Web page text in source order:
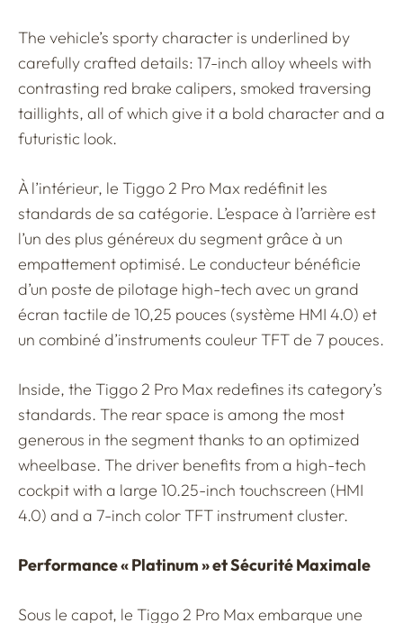
The vehicle’s sporty character is underlined by
carefully crafted details: 17-inch alloy wheels with
contrasting red brake calipers, smoked traversing
taillights, all of which give it a bold character and a
futuristic look.
À l’intérieur, le Tiggo 2 Pro Max redéfinit les
standards de sa catégorie. L’espace à l’arrière est
l’un des plus généreux du segment grâce à un
empattement optimisé. Le conducteur bénéficie
d’un poste de pilotage high-tech avec un grand
écran tactile de 10,25 pouces (système HMI 4.0) et
un combiné d’instruments couleur TFT de 7 pouces.
Inside, the Tiggo 2 Pro Max redefines its category’s
standards. The rear space is among the most
generous in the segment thanks to an optimized
wheelbase. The driver benefits from a high-tech
cockpit with a large 10.25-inch touchscreen (HMI
4.0) and a 7-inch color TFT instrument cluster.
Performance « Platinum » et Sécurité Maximale
Sous le capot, le Tiggo 2 Pro Max embarque une